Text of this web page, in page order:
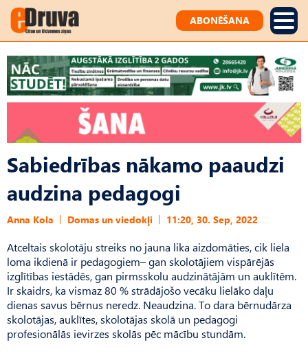
ABONĒŠANA
Sabiedrības nākamo paaudzi
audzina pedagogi
Anna Kola Domas un viedokļi 11:20, 30. Sep, 2022
Atceltais skolotāju streiks no jauna lika aizdomāties, cik liela
loma ikdienā ir pedagogiem– gan skolotājiem vispārējās
izglītības iestādēs, gan pirms­skolu audzinātājām un auklītēm.
Ir skaidrs, ka vismaz 80 % strādājošo vecāku lielāko daļu
dienas savus bērnus neredz. Neaudzina. To dara bērnudārza
skolotājas, auklītes, skolotājas skolā un pedagogi
profesionālās ievirzes skolās pēc mācību stundām.